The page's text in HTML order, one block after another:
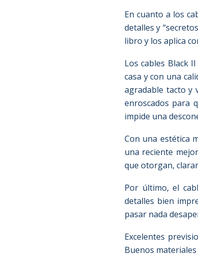
En cuanto a los
detalles y
libro y los aplica
Los cables Black
casa y con una
agradable tacto y
enroscados para
impide una
Con una estética
una reciente
que otorgan,
Por último, el
detalles bien
pasar nada
Excelentes
Buenos